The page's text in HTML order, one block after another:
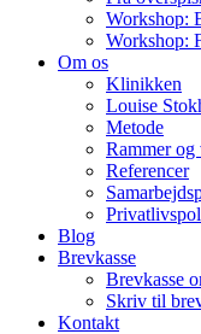
Workshop:
Workshop:
Om os
Klinikken
Louise
Metode
Rammer
Referencer
Blog
Brevkasse
Brevkasse
Skriv til
Kontakt